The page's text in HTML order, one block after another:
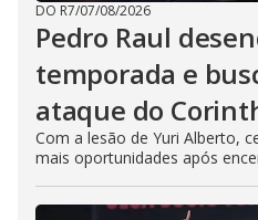
DO R7/07/08/2026
Pedro Raul
temporada e
ataque do
Com a lesão de Yuri Alberto,
mais oportunidades após